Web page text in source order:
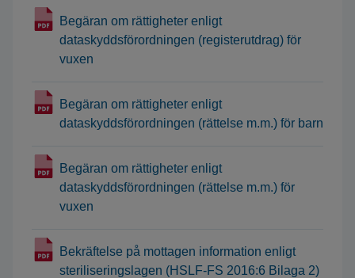
Begäran om rättigheter enligt
dataskyddsförordningen (registerutdrag) för
vuxen
Begäran om rättigheter enligt
dataskyddsförordningen (rättelse m.m.) för barn
Begäran om rättigheter enligt
dataskyddsförordningen (rättelse m.m.) för
vuxen
Bekräftelse på mottagen information enligt
steriliseringslagen (HSLF-FS 2016:6 Bilaga 2)